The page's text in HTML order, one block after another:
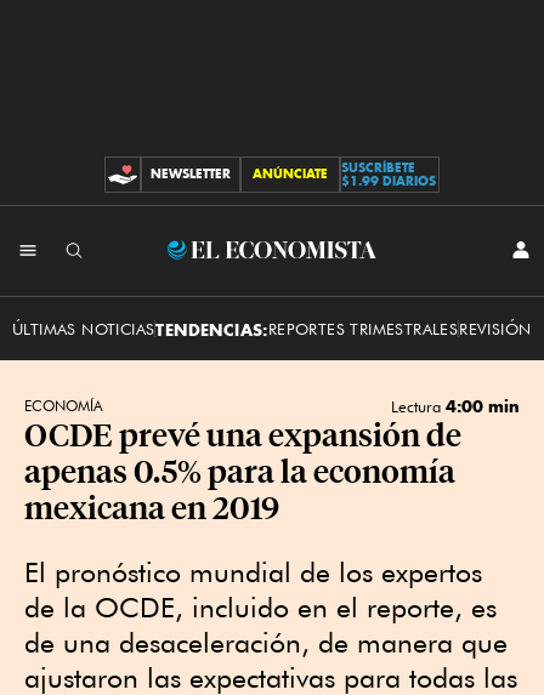
CONTRIBUCIONES
NEWSLETTER ANÚNCIATE
SUSCRÍBETE
$1.99 DIARIOS
El
ÚLTIMAS NOTICIASTENDENCIAS:REPORTES TRIMESTRALESREVISIÓN
ECONOMÍA Lectura 4:00 min
OCDE prevé una expansión de
apenas 0.5% para la economía
mexicana en 2019
El pronóstico mundial de los expertos
de la OCDE, incluido en el reporte, es
de una desaceleración, de manera que
ajustaron las expectativas para todas las